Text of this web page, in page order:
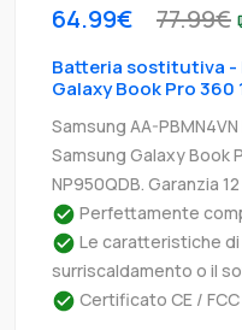
64.99€ 77.99€
Batteria sostitutiva -
Galaxy Book Pro 360
Samsung AA-
Samsung Galaxy Book
NP950QDB. Garanzia
Perfettamente
Le caratteristiche
surriscaldamento o il
Certificato CE /